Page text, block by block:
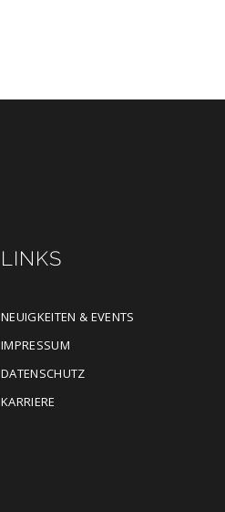
LINKS
NEUIGKEITEN & EVENTS
IMPRESSUM
DATENSCHUTZ
KARRIERE